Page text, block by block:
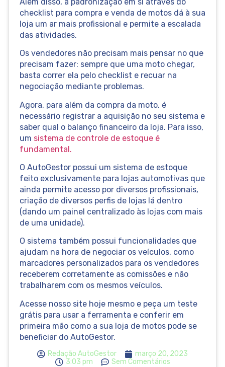
checklist para compra e venda de motos dá à sua
loja um ar mais profissional e permite a escalada
das atividades.
Os vendedores não precisam mais pensar no que
precisam fazer: sempre que uma moto chegar,
basta correr ela pelo checklist e recuar na
negociação mediante problemas.
Agora, para além da compra da moto, é
necessário registrar a aquisição no seu sistema e
saber qual o balanço financeiro da loja. Para isso,
um sistema de controle de estoque é
fundamental.
O AutoGestor possui um sistema de estoque
feito exclusivamente para lojas automotivas que
ainda permite acesso por diversos profissionais,
criação de diversos perfis de lojas lá dentro
(dando um painel centralizado às lojas com mais
de uma unidade).
O sistema também possui funcionalidades que
ajudam na hora de negociar os veículos, como
marcadores personalizados para os vendedores
receberem corretamente as comissões e não
trabalharem com os mesmos veículos.
Acesse nosso site hoje mesmo e peça um teste
grátis para usar a ferramenta e conferir em
primeira mão como a sua loja de motos pode se
beneficiar do AutoGestor.
Redação AutoGestor
março 20, 2023
3:03 pm
Sem Comentários